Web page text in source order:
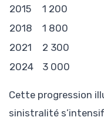
2015
1 200
2018
1 800
2021
2 300
2024
3 000
Cette progression
sinistralité